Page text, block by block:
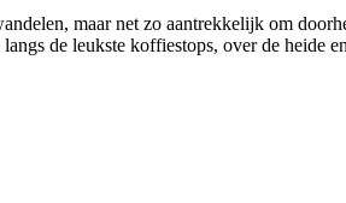
maar net zo aantrekkelijk om
de leukste koffiestops, over de heide